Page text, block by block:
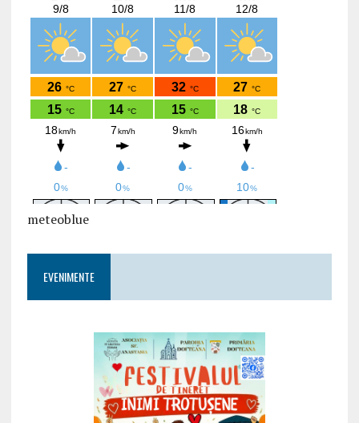
meteoblue
EVENIMENTE